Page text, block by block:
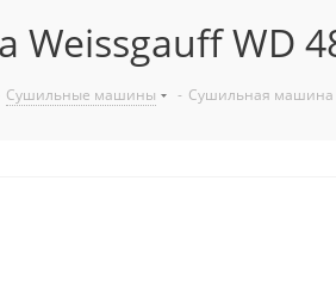
WD
Сушильные машины - Сушильная машина